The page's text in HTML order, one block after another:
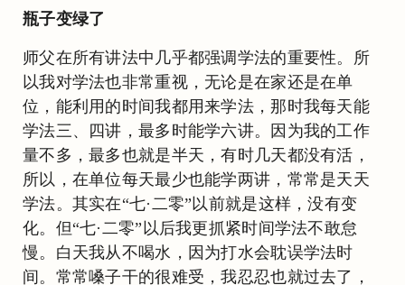
瓶子变绿了
师父在所有讲法中几乎都强调学法的重要性。所
以我对学法也非常重视，无论是在家还是在单
位，能利用的时间我都用来学法，那时我每天能
学法三、四讲，最多时能学六讲。因为我的工作
量不多，最多也就是半天，有时几天都没有活，
所以，在单位每天最少也能学两讲，常常是天天
学法。其实在“七·二零”以前就是这样，没有变
化。但“七·二零”以后我更抓紧时间学法不敢怠
慢。白天我从不喝水，因为打水会耽误学法时
间。常常嗓子干的很难受，我忍忍也就过去了，